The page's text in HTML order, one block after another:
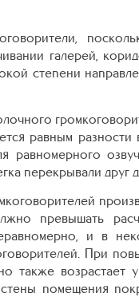
галерей,
степени
равным разности
равномерного
перекрывали друг
превышать
и в
При
также возрастает
помещения